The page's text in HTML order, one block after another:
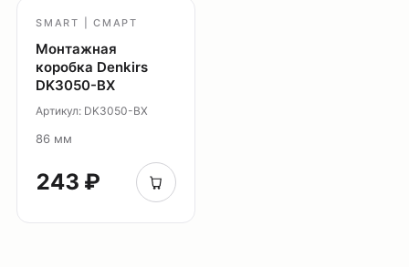
SMART | СМАРТ
Монтажная
коробка Denkirs
DK3050-BX
Артикул: DK3050-BX
86 мм
243 ₽